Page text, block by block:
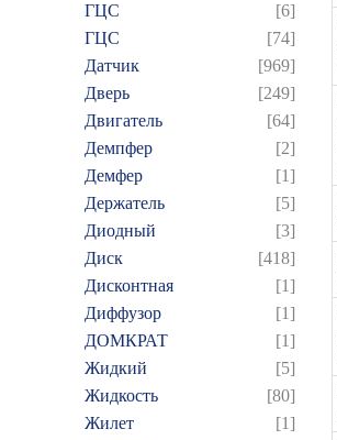
ГЦC
[6]
ГЦС
[74]
Датчик
[969]
Дверь
[249]
Двигатель
[64]
Демпфер
[2]
Демфер
[1]
Держатель
[5]
Диодный
[3]
Диск
[418]
Дисконтная
[1]
Диффузор
[1]
ДОМКРАТ
[1]
Жидкий
[5]
Жидкость
[80]
Жилет
[1]